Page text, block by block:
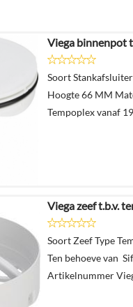
Viega binnenpot
Soort
Hoogte 66 MM
Tempoplex vanaf
Viega zeef t.b.v.
Soort Zeef Type
Ten behoeve van
Artikelnummer